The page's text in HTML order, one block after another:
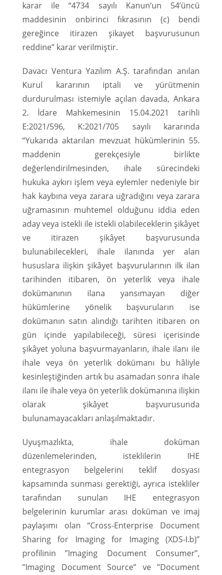
karar ile “4734 sayılı Kanun’un 54’üncü
maddesinin onbirinci fıkrasının (c) bendi
gereğince itirazen şikayet başvurusunun
reddine” karar verilmiştir.
Davacı Ventura Yazılım A.Ş. tarafından anılan
Kurul kararının iptali ve yürütmenin
durdurulması istemiyle açılan davada, Ankara
2. İdare Mahkemesinin 15.04.2021 tarihli
E:2021/596, K:2021/705 sayılı kararında
“Yukarıda aktarılan mevzuat hükümlerinin 55.
maddenin gerekçesiyle birlikte
değerlendirilmesinden, ihale sürecindeki
hukuka aykırı işlem veya eylemler nedeniyle bir
hak kaybına veya zarara uğradığını veya zarara
uğramasının muhtemel olduğunu iddia eden
aday veya istekli ile istekli olabileceklerin şikâyet
ve itirazen şikâyet başvurusunda
bulunabilecekleri, ihale ilanında yer alan
hususlara ilişkin şikâyet başvurularının ilk ilan
tarihinden itibaren, ön yeterlik veya ihale
dokümanının ilana yansımayan diğer
hükümlerine yönelik başvuruların ise
dokümanın satın alındığı tarihten itibaren on
gün içinde yapılabileceği, süresi içerisinde
şikâyet yoluna başvurmayanların, ihale ilanı ile
ihale veya ön yeterlik dokümanı bu hâliyle
kesinleştiğinden artık bu asamadan sonra ihale
ilanı ile ihale veya ön yeterlik dokümanına ilişkin
olarak şikâyet başvurusunda
bulunamayacakları anlaşılmaktadır.
Uyuşmazlıkta, ihale doküman
düzenlemelerinden, isteklilerin IHE
entegrasyon belgelerini teklif dosyası
kapsamında sunması gerektiği, ayrıca istekliler
tarafından sunulan IHE entegrasyon
belgelerinin kurumlar arası doküman ve imaj
paylaşımı olan “Cross-Enterprise Document
Sharing for Imaging for Imaging (XDS-I.b)”
profilinin ”Imaging Document Consumer”,
”Imaging Document Source” ve ”Document